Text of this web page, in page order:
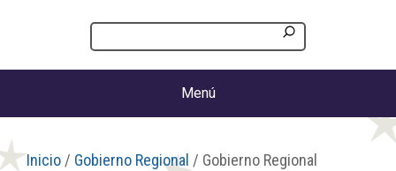
Menú
Inicio / Gobierno Regional / Gobierno Regional